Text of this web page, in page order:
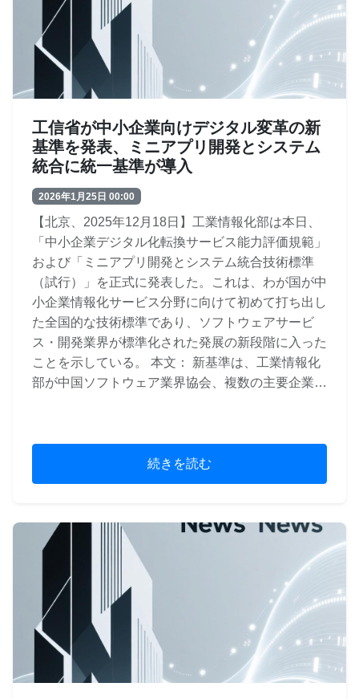
工信省が中小企業向けデジタル変革の新
基準を発表、ミニアプリ開発とシステム
統合に統一基準が導入
2026年1月25日 00:00
【北京、2025年12月18日】工業情報化部は本日、
「中小企業デジタル化転換サービス能力評価規範」
および「ミニアプリ開発とシステム統合技術標準
（試行）」を正式に発表した。これは、わが国が中
小企業情報化サービス分野に向けて初めて打ち出し
た全国的な技術標準であり、ソフトウェアサービ
ス・開発業界が標準化された発展の新段階に入った
ことを示している。 本文： 新基準は、工業情報化
部が中国ソフトウェア業界協会、複数の主要企業…
続きを読む